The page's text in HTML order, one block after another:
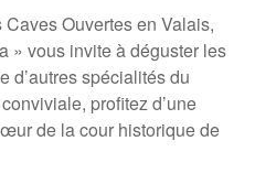
Ouvertes en Valais,
» vous invite à déguster les
d’autres spécialités du
profitez d’une
de la cour historique de